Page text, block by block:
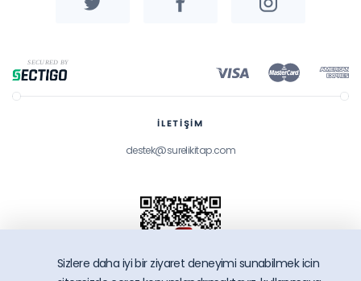
İLETİŞİM
destek@surelikitap.com
Sizlere daha iyi bir ziyaret deneyimi sunabilmek icin